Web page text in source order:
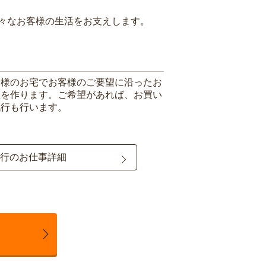
お客様の生活をお支えします。
のお宅でお客様のご要望に沿ったお
作ります。ご希望があれば、お買い
も行います。
のお仕事詳細